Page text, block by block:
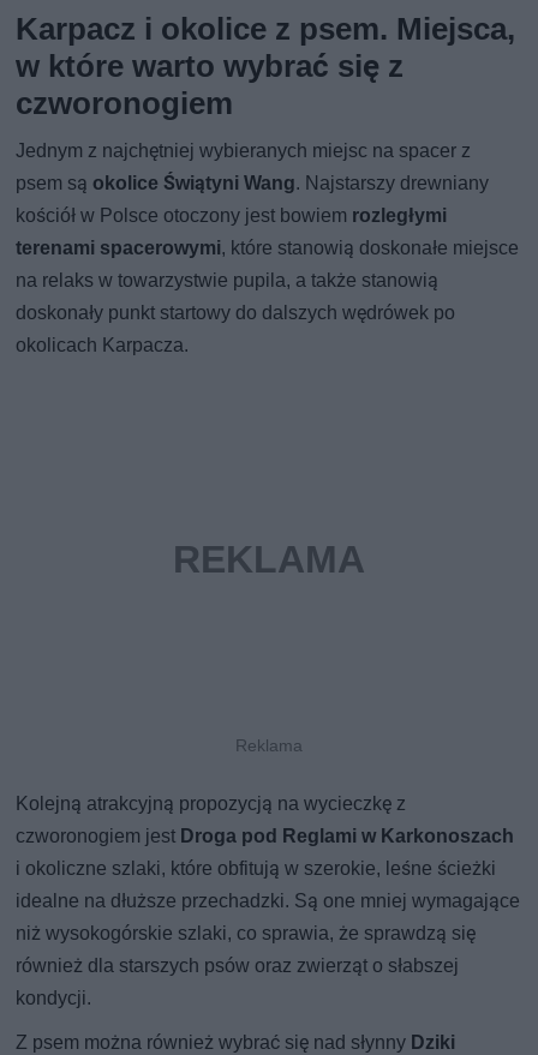
Karpacz i okolice z psem. Miejsca,
w które warto wybrać się z
czworonogiem
Jednym z najchętniej wybieranych miejsc na spacer z
psem są okolice Świątyni Wang. Najstarszy drewniany
kościół w Polsce otoczony jest bowiem rozległymi
terenami spacerowymi, które stanowią doskonałe miejsce
na relaks w towarzystwie pupila, a także stanowią
doskonały punkt startowy do dalszych wędrówek po
okolicach Karpacza.
Kolejną atrakcyjną propozycją na wycieczkę z
czworonogiem jest Droga pod Reglami w Karkonoszach
i okoliczne szlaki, które obfitują w szerokie, leśne ścieżki
idealne na dłuższe przechadzki. Są one mniej wymagające
niż wysokogórskie szlaki, co sprawia, że sprawdzą się
również dla starszych psów oraz zwierząt o słabszej
kondycji.
Z psem można również wybrać się nad słynny Dziki